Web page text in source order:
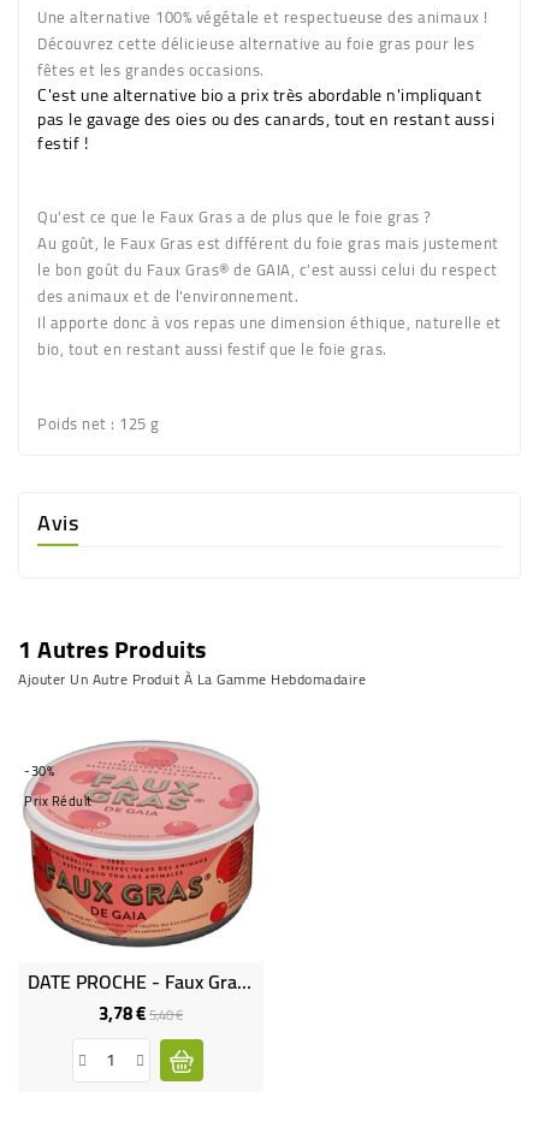
Une alternative 100% végétale et respectueuse des animaux !
Découvrez cette délicieuse alternative au foie gras pour les
fêtes et les grandes occasions.
C'est une alternative bio a prix très abordable n'impliquant
pas le gavage des oies ou des canards, tout en restant aussi
festif !
Qu'est ce que le Faux Gras a de plus que le foie gras ?
Au goût, le Faux Gras est différent du foie gras mais justement
le bon goût du Faux Gras® de GAIA, c'est aussi celui du respect
des animaux et de l'environnement.
Il apporte donc à vos repas une dimension éthique, naturelle et
bio, tout en restant aussi festif que le foie gras.
Poids net : 125 g
Avis
1 Autres Produits
Ajouter Un Autre Produit À La Gamme Hebdomadaire
-30%
Prix Réduit
DATE PROCHE - Faux Gras Aux Canneberges Bio
3,78 €Prix
de
base
5,40 €Prix